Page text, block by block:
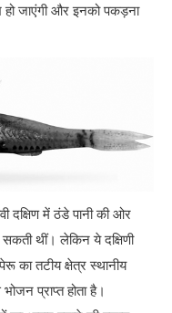
हो जाएंगी और इनको पकड़ना
दक्षिण में ठंडे पानी की ओर
थीं। लेकिन ये दक्षिणी
का तटीय क्षेत्र स्थानीय
प्राप्त होता है।